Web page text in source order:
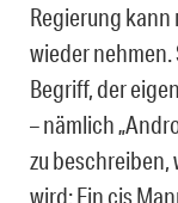
Regierung kann
wieder
Begriff, der
– nämlich
zu beschreiben,
wird: Ein cis